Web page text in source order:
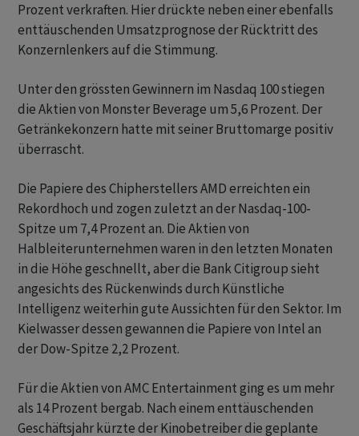
Prozent verkraften. Hier drückte neben einer ebenfalls
enttäuschenden Umsatzprognose der Rücktritt des
Konzernlenkers auf die Stimmung.
Unter den grössten Gewinnern im Nasdaq 100 stiegen
die Aktien von Monster Beverage um 5,6 Prozent. Der
Getränkekonzern hatte mit seiner Bruttomarge positiv
überrascht.
Die Papiere des Chipherstellers AMD erreichten ein
Rekordhoch und zogen zuletzt an der Nasdaq-100-
Spitze um 7,4 Prozent an. Die Aktien von
Halbleiterunternehmen waren in den letzten Monaten
in die Höhe geschnellt, aber die Bank Citigroup sieht
angesichts des Rückenwinds durch Künstliche
Intelligenz weiterhin gute Aussichten für den Sektor. Im
Kielwasser dessen gewannen die Papiere von Intel an
der Dow-Spitze 2,2 Prozent.
Für die Aktien von AMC Entertainment ging es um mehr
als 14 Prozent bergab. Nach einem enttäuschenden
Geschäftsjahr kürzte der Kinobetreiber die geplante